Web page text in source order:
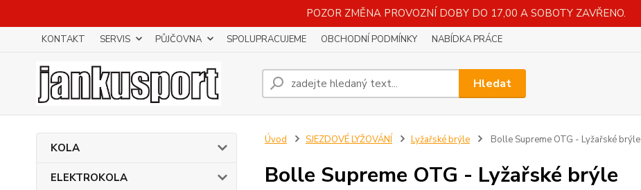
POZOR ZMĚNA PROVOZNÍ DOBY DO 17,00 A SOBOTY ZAVŘENO.
KONTAKT SERVIS PŮJČOVNA SPOLUPRACUJEME OBCHODNÍ PODMÍNKY NABÍDKA PRÁCE
Hledat
KOLA
ELEKTROKOLA
Úvod SJEZDOVÉ LYŽOVÁNÍ Lyžařské brýle Bolle Supreme OTG - Lyžařské brýle
Bolle Supreme OTG - Lyžařské brýle